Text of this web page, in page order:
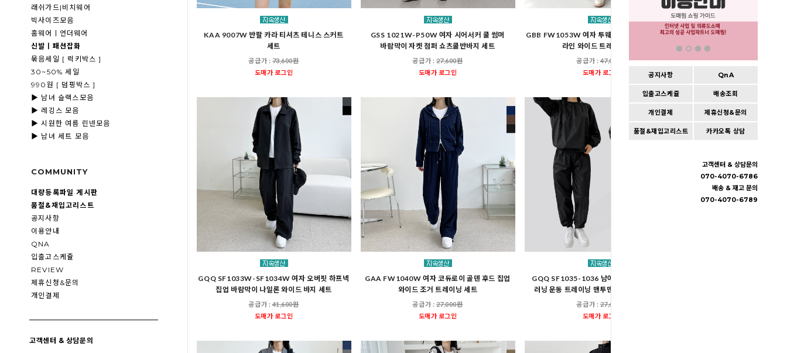
래쉬가드|비치웨어
빅사이즈모음
홈웨어ㅣ언더웨어
신발ㅣ패션잡화
묶음세일 [ 럭키박스 ]
30~50% 세일
990원 [ 덤핑박스 ]
▶ 남녀 슬랙스모음
▶ 레깅스 모음
▶ 시원한 여름 린넨모음
▶ 남녀 세트 모음
COMMUNITY
대량등록파일 게시판
품절&재입고리스트
공지사항
이용안내
QNA
입출고스케쥴
REVIEW
제휴신청&문의
개인결제
고객센터 & 상담문의
공지사항 QnA
입출고스케쥴 배송조회
개인결제 제휴신청&문의
품절&재입고리스트 카카오톡 상담
고객센터 & 상담문의
070-4070-6786
배송 & 재고 문의
070-4070-6789
KAA 9007W 반팔 카라 티셔츠 테니스 스커트
세트
공급가 :73,600원
도매가 로그인
GSS 1021W-P50W 여자 시어서커 쿨 썸머
바람막이 자켓 점퍼 쇼츠쿨반바지 세트
공급가 :27,600원
도매가 로그인
GBB FW1053W 여자 투웨이 포근 기모 후드집업
라인 와이드 트레이닝 세트
공급가 :47,000원
도매가 로그인
GAA FW1050W 여자 겨울
풀오버 후드 핀턱 와이드
공급가 :
GQQ SF1033W-SF1034W 여자 오버핏 하프넥
집업 바람막이 나일론 와이드 바지 세트
공급가 :41,600원
도매가 로그인
GAA FW1040W 여자 코듀로이 골덴 후드 집업
와이드 조거 트레이닝 세트
공급가 :27,000원
도매가 로그인
GQQ SF1035-1036 남여공용 땀복 다이어트
러닝 운동 트레이닝 맨투맨세트 후드집업세트
공급가 :27,600원
도매가 로그인